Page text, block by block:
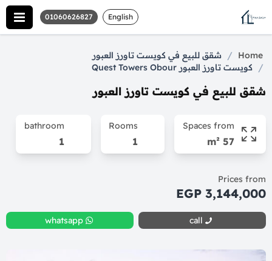
English
01060626827
Home
/ شقق للبيع في كويست تاورز العبور
/ كويست تاورز العبور Quest Towers Obour
شقق للبيع في كويست تاورز العبور
Spaces from
57 m²
Rooms
1
bathroom
1
Prices from
3,144,000 EGP
call
whatsapp